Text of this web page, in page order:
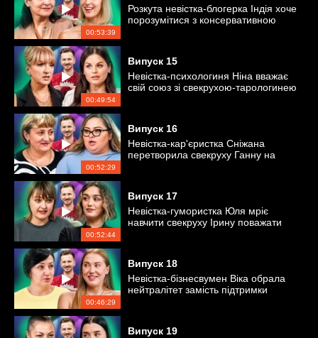
00:53:39
Розкута невістка-блогерка Індія хоче
порозумітися з консервативною
00:49:54
Випуск 15
Невістка-психологиня Ніна вважає
свій союз зі свекрухою-тарологинею
00:52:29
Випуск 16
Невістка-кар'єристка Сніжана
перетворила свекруху Ганну на
00:52:44
Випуск 17
Невістка-гумористка Юля мріє
навчити свекруху Ірину поважати
00:46:29
Випуск 18
Невістка-бізнесвумен Віка обрала
нейтралітет замість підтримки
Випуск 19